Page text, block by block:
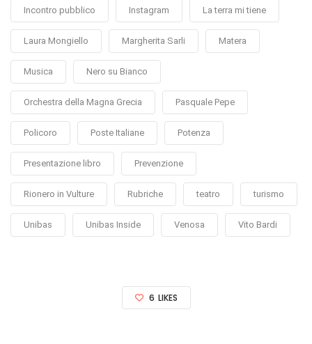
Incontro pubblico Instagram La terra mi tiene
Laura Mongiello Margherita Sarli Matera
Musica Nero su Bianco
Orchestra della Magna Grecia Pasquale Pepe
Policoro Poste Italiane Potenza
Presentazione libro Prevenzione
Rionero in Vulture Rubriche teatro turismo
Unibas Unibas Inside Venosa Vito Bardi
6 LIKES